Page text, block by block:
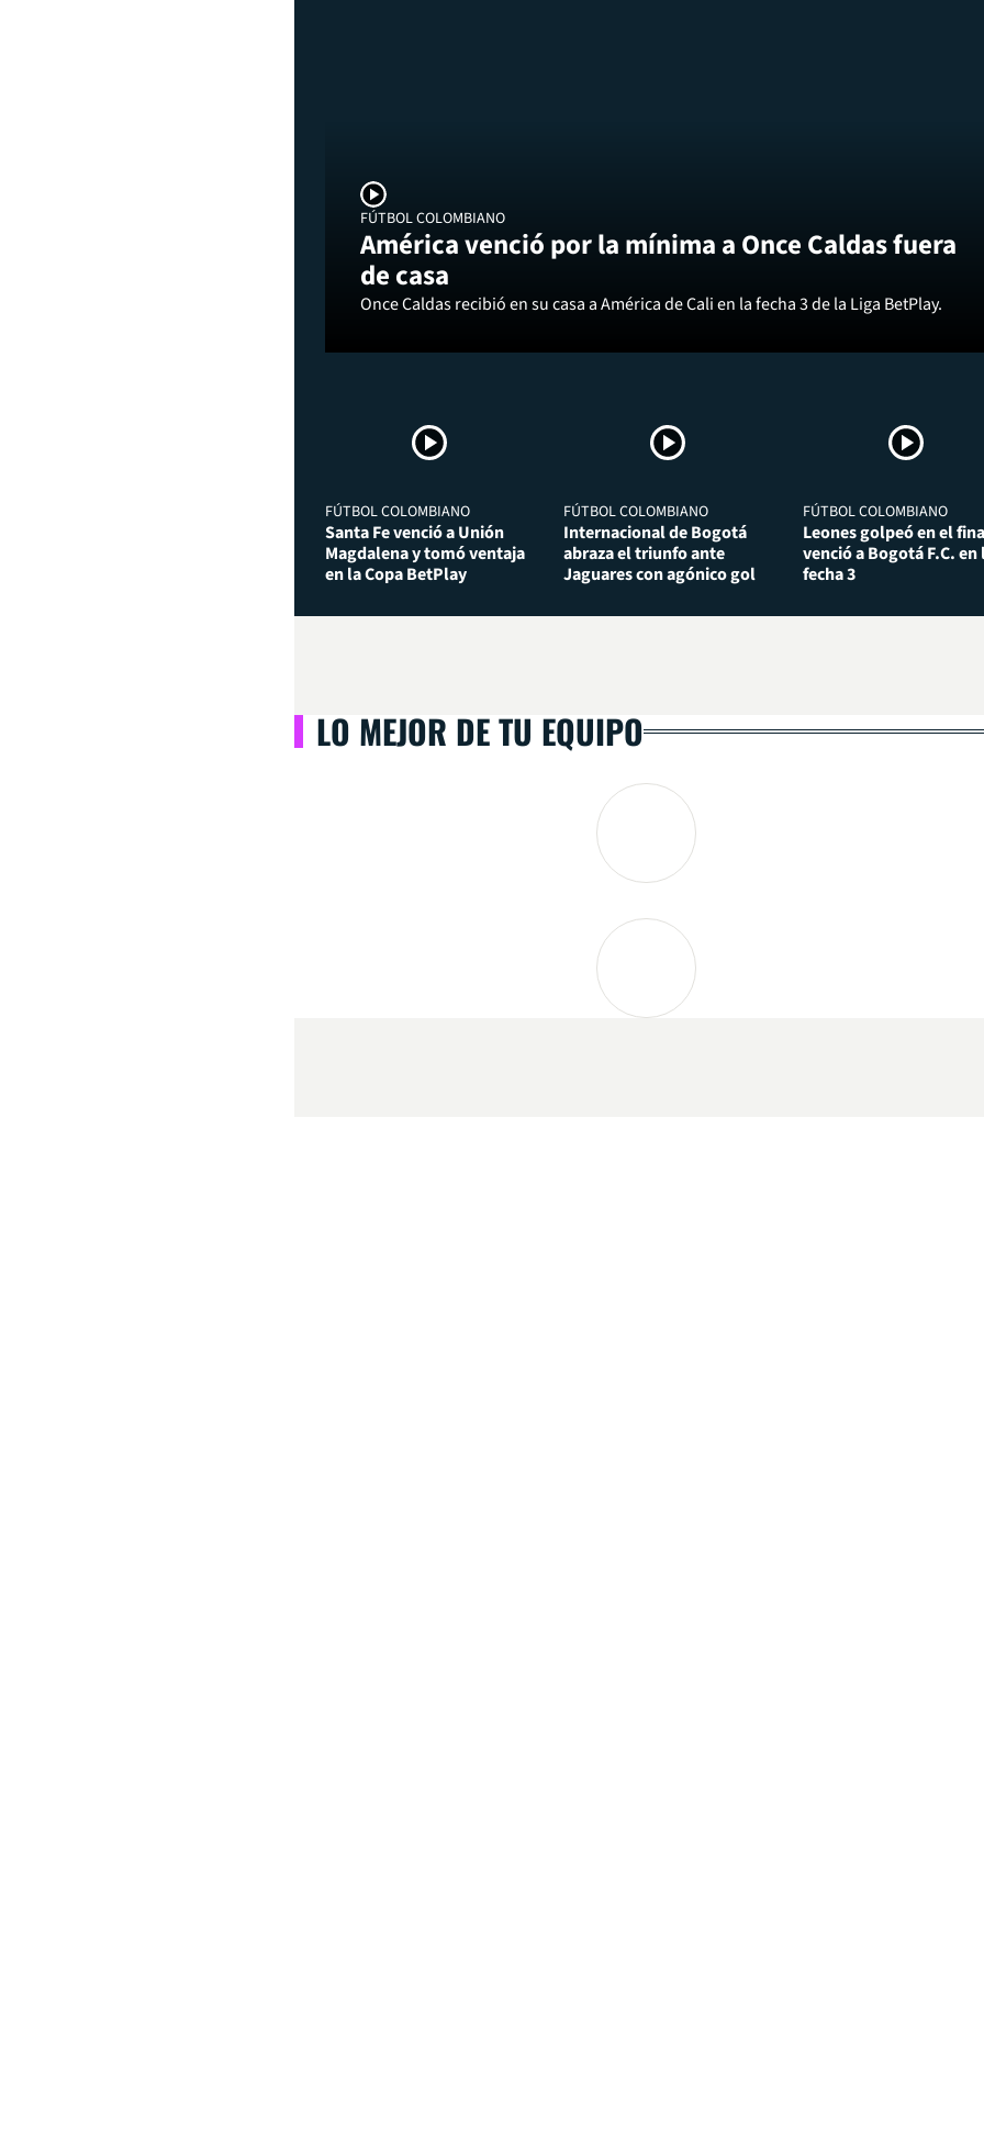
FÚTBOL COLOMBIANO
América venció por la mínima a Once Caldas fuera
de casa
Once Caldas recibió en su casa a América de Cali en la fecha 3 de la Liga BetPlay.
FÚTBOL COLOMBIANO
Santa Fe venció a Unión
Magdalena y tomó ventaja
en la Copa BetPlay
FÚTBOL COLOMBIANO
Internacional de Bogotá
abraza el triunfo ante
Jaguares con agónico gol
FÚTBOL COLOMBIANO
Leones golpeó en el
venció a Bogotá F.C. en
fecha 3
LO MEJOR DE TU EQUIPO